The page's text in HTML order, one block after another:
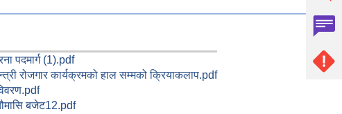
पदमार्ग (1).pdf
रोजगार कार्यक्रमको हाल सम्मको क्रियाकलाप.pdf
बजेट12.pdf